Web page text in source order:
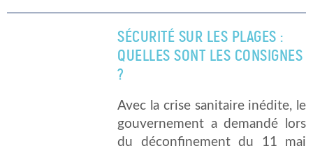
ce […]
SÉCURITÉ SUR LES PLAGES :
QUELLES SONT LES CONSIGNES
?
Avec la crise sanitaire inédite, le
gouvernement a demandé lors
du déconfinement du 11 mai